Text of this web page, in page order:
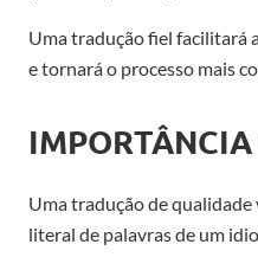
Uma tradução fiel facilitará
e tornará o processo mais
Uma tradução de
literal de palavras de um